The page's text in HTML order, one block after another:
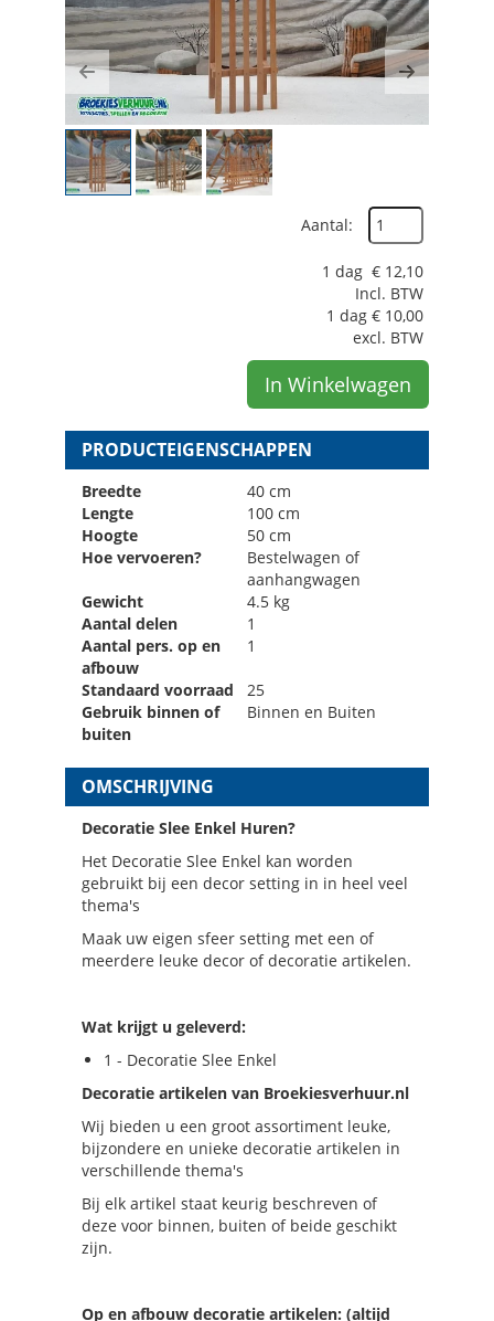
Previous Next
Aantal:
1 dag € 12,10
Incl. BTW
1 dag € 10,00
excl. BTW
In Winkelwagen
PRODUCTEIGENSCHAPPEN
Breedte
40 cm
Lengte
100 cm
Hoogte
50 cm
Hoe vervoeren?
Bestelwagen of
aanhangwagen
Gewicht
4.5 kg
Aantal delen
1
Aantal pers. op en
afbouw
1
Standaard voorraad
25
Gebruik binnen of
buiten
Binnen en Buiten
OMSCHRIJVING
Decoratie Slee Enkel Huren?
Het Decoratie Slee Enkel kan worden
gebruikt bij een decor setting in in heel veel
thema's
Maak uw eigen sfeer setting met een of
meerdere leuke decor of decoratie artikelen.
Wat krijgt u geleverd:
1 - Decoratie Slee Enkel
Decoratie artikelen van Broekiesverhuur.nl
Wij bieden u een groot assortiment leuke,
bijzondere en unieke decoratie artikelen in
verschillende thema's
Bij elk artikel staat keurig beschreven of
deze voor binnen, buiten of beide geschikt
zijn.
Op en afbouw decoratie artikelen: (altijd